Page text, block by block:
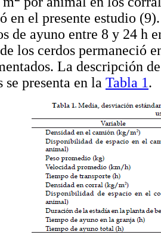
en el presente estudio
de ayuno entre 8 y 24 h
los cerdos permaneció
La descripción
se presenta en la Tabla 1.